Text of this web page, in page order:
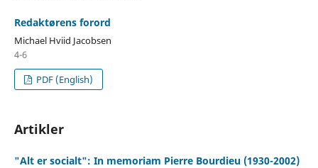
Redaktørens forord
Michael Hviid Jacobsen
4-6
PDF (English)
Artikler
"Alt er socialt": In memoriam Pierre Bourdieu (1930-2002)